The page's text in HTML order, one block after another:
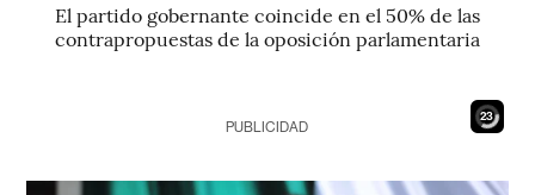
El partido gobernante coincide en el 50% de las
contrapropuestas de la oposición parlamentaria
22
PUBLICIDAD